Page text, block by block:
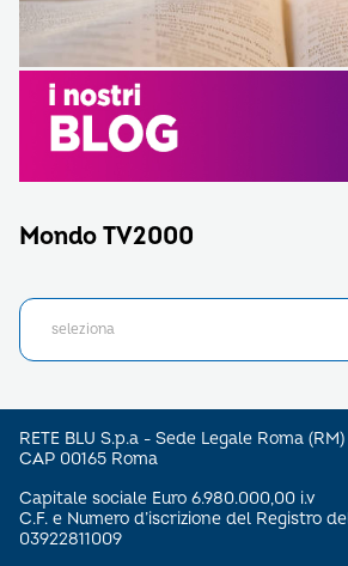
Mondo TV2000
RETE BLU S.p.a - Sede Legale Roma
CAP 00165 Roma
Capitale sociale Euro 6.980.000,00 i.v
C.F. e Numero d’iscrizione del Registro
03922811009